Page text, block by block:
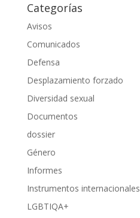
Categorías
Avisos
Comunicados
Defensa
Desplazamiento forzado
Diversidad sexual
Documentos
dossier
Género
Informes
Instrumentos internacionales
LGBTIQA+